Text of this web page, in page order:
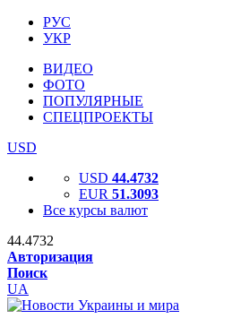
РУС
УКР
ВИДЕО
ФОТО
ПОПУЛЯРНЫЕ
СПЕЦПРОЕКТЫ
USD
USD 44.4732
EUR 51.3093
Все курсы валют
44.4732
Авторизация
Поиск
UA